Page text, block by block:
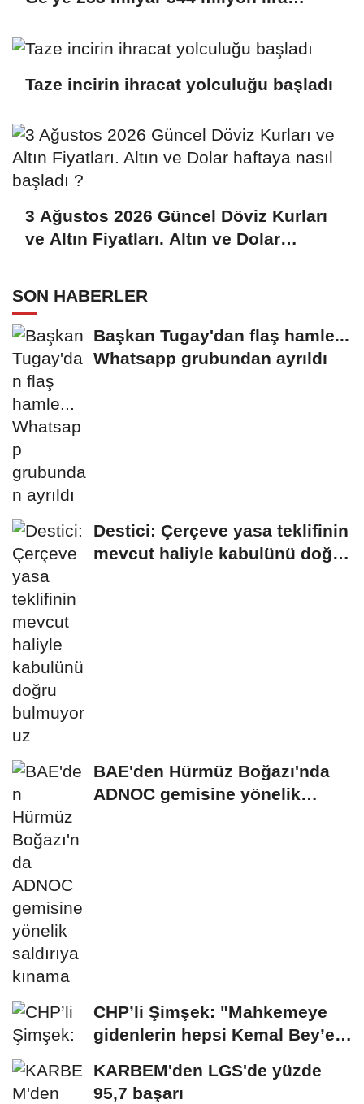
Taze incirin ihracat yolculuğu başladı
3 Ağustos 2026 Güncel Döviz Kurları
ve Altın Fiyatları. Altın ve Dolar
SON HABERLER
Başkan Tugay'dan flaş hamle...
Whatsapp grubundan ayrıldı
Destici: Çerçeve yasa teklifinin
mevcut haliyle kabulünü doğru
BAE'den Hürmüz Boğazı'nda
ADNOC gemisine yönelik
CHP’li Şimşek: "Mahkemeye
gidenlerin hepsi Kemal Bey’e
KARBEM'den LGS'de yüzde
95,7 başarı